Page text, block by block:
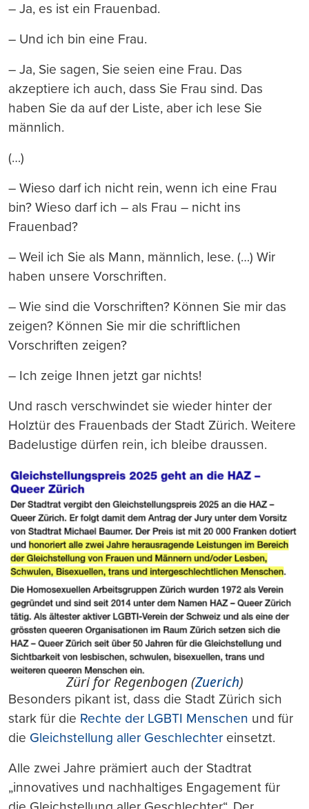
– Ja, es ist ein Frauenbad.
– Und ich bin eine Frau.
– Ja, Sie sagen, Sie seien eine Frau. Das
akzeptiere ich auch, dass Sie Frau sind. Das
haben Sie da auf der Liste, aber ich lese Sie
männlich.
(…)
– Wieso darf ich nicht rein, wenn ich eine Frau
bin? Wieso darf ich – als Frau – nicht ins
Frauenbad?
– Weil ich Sie als Mann, männlich, lese. (…) Wir
haben unsere Vorschriften.
– Wie sind die Vorschriften? Können Sie mir das
zeigen? Können Sie mir die schriftlichen
Vorschriften zeigen?
– Ich zeige Ihnen jetzt gar nichts!
Und rasch verschwindet sie wieder hinter der
Holztür des Frauenbads der Stadt Zürich. Weitere
Badelustige dürfen rein, ich bleibe draussen.
Züri for Regenbogen (Zuerich)
Besonders pikant ist, dass die Stadt Zürich sich
stark für die Rechte der LGBTI Menschen und für
die Gleichstellung aller Geschlechter einsetzt.
Alle zwei Jahre prämiert auch der Stadtrat
„innovatives und nachhaltiges Engagement für